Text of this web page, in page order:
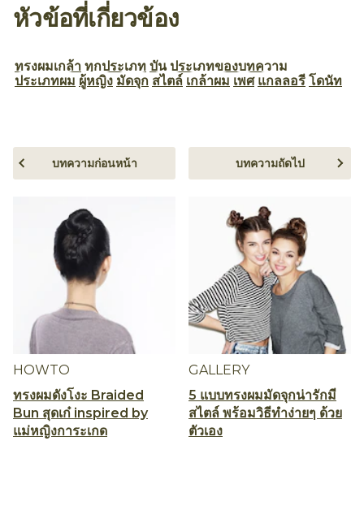
หัวข้อที่เกี่ยวข้อง
ทรงผมเกล้า ทุกประเภท บัน ประเภทของบทความ
ประเภทผม ผู้หญิง มัดจุก สไตล์ เกล้าผม เพศ แกลลอรี โดนัท
HOWTO
ทรงผมดังโงะ Braided
Bun สุดเก๋ inspired by
แม่หญิงการะเกด
บทความก่อนหน้า
GALLERY
5 แบบทรงผมมัดจุกน่ารักมี
สไตล์ พร้อมวิธีทำง่ายๆ ด้วย
ตัวเอง
บทความถัดไป